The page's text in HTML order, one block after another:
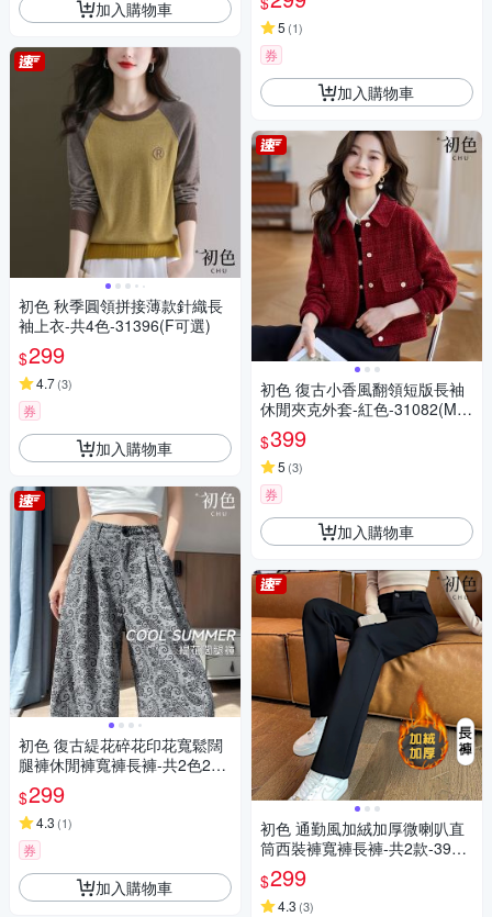
加入購物車
初色 秋季圓領拼接薄款針織長
袖上衣-共4色-31396(F可選)
$299
4.7(3)
券
加入購物車
初色 復古緹花碎花印花寬鬆闊
腿褲休閒褲寬褲長褲-共2色2款-
12318(M-2XL可選)
$299
4.3 (1)
券
加入購物車
5 (1)
券
加入購物車
初色 復古小香風翻領短版長袖
休閒夾克外套-紅色-31082(M-2
XL可選)
$399
5 (3)
券
加入購物車
初色 通勤風加絨加厚微喇叭直
筒西裝褲寬褲長褲-共2款-3948
5(M-4XL可選)
$299
4.3 (3)